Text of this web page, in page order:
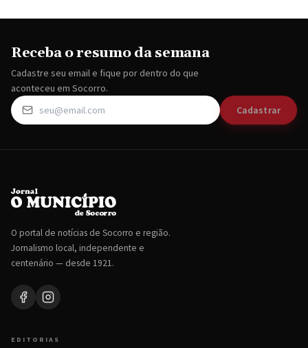
Receba o resumo da semana
Cadastre seu email e fique por dentro do que
aconteceu em Socorro.
Cadastrar
O portal de notícias de Socorro e região.
Jornalismo local, independente e
centenário — desde 1921.
EDITORIAS